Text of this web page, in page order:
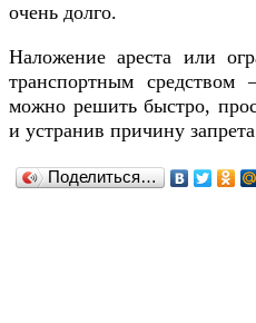
очень долго.
Наложение ареста или
транспортным
можно решить быстро,
и устранив причину
Поделиться…